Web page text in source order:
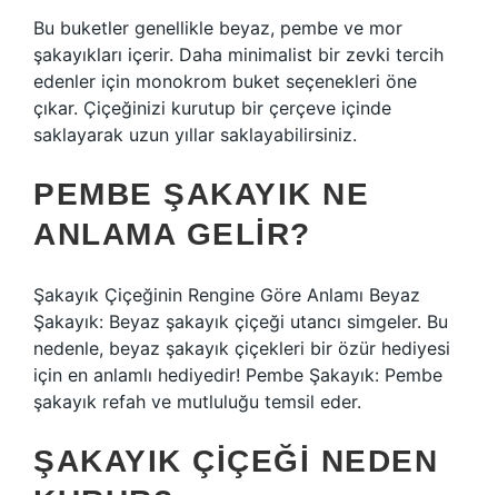
Bu buketler genellikle beyaz, pembe ve mor
şakayıkları içerir. Daha minimalist bir zevki tercih
edenler için monokrom buket seçenekleri öne
çıkar. Çiçeğinizi kurutup bir çerçeve içinde
saklayarak uzun yıllar saklayabilirsiniz.
PEMBE ŞAKAYIK NE
ANLAMA GELIR?
Şakayık Çiçeğinin Rengine Göre Anlamı Beyaz
Şakayık: Beyaz şakayık çiçeği utancı simgeler. Bu
nedenle, beyaz şakayık çiçekleri bir özür hediyesi
için en anlamlı hediyedir! Pembe Şakayık: Pembe
şakayık refah ve mutluluğu temsil eder.
ŞAKAYIK ÇIÇEĞI NEDEN